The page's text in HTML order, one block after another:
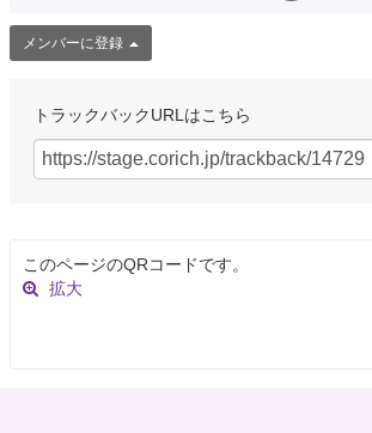
メンバーに登録
トラックバックURLはこちら
このページのQRコードです。
拡大